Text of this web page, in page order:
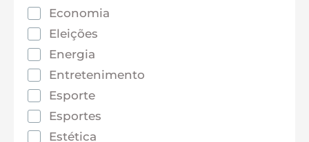
Economia
Eleições
Energia
Entretenimento
Esporte
Esportes
Estética